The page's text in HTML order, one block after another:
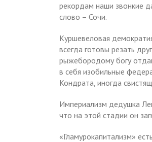
рекордам наши звонкие
слово – Сочи.
Куршевеловая
всегда готовы резать
рыжебородому богу
в себя изобильные
Кондрата, иногда
Империализм дедушка
что на этой стадии он
«Гламурокапитализм»